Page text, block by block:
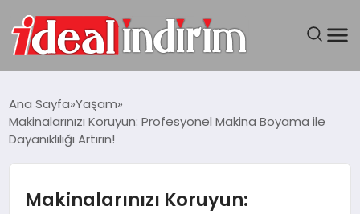
BILGISAYAR
Ana Sayfa Yaşam
Makinalarınızı Koruyun: Profesyonel Makina Boyama ile
Dayanıklılığı Artırın!
Makinalarınızı Koruyun: